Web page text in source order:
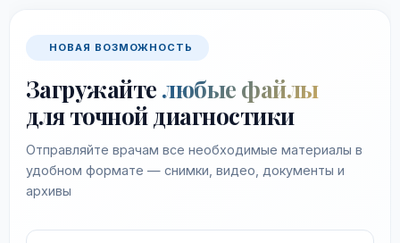
НОВАЯ ВОЗМОЖНОСТЬ
Загружайте любые файлы
для точной диагностики
Отправляйте врачам все необходимые материалы в
удобном формате — снимки, видео, документы и
архивы